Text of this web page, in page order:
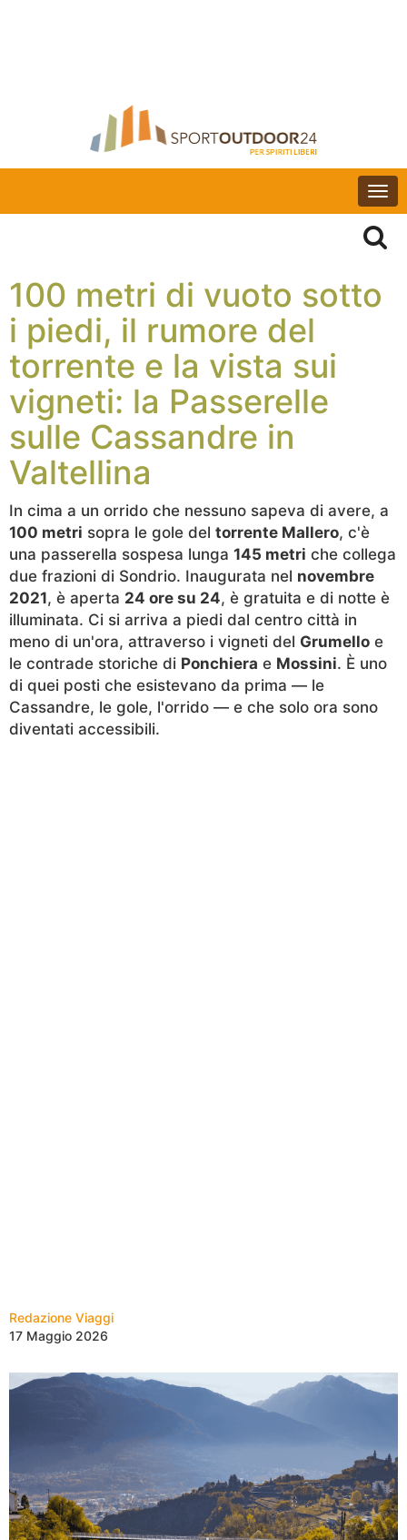
100 metri di vuoto sotto
i piedi, il rumore del
torrente e la vista sui
vigneti: la Passerelle
sulle Cassandre in
Valtellina
In cima a un orrido che nessuno sapeva di avere, a
100 metri sopra le gole del torrente Mallero, c'è
una passerella sospesa lunga 145 metri che collega
due frazioni di Sondrio. Inaugurata nel novembre
2021, è aperta 24 ore su 24, è gratuita e di notte è
illuminata. Ci si arriva a piedi dal centro città in
meno di un'ora, attraverso i vigneti del Grumello e
le contrade storiche di Ponchiera e Mossini. È uno
di quei posti che esistevano da prima — le
Cassandre, le gole, l'orrido — e che solo ora sono
diventati accessibili.
Redazione Viaggi
17 Maggio 2026